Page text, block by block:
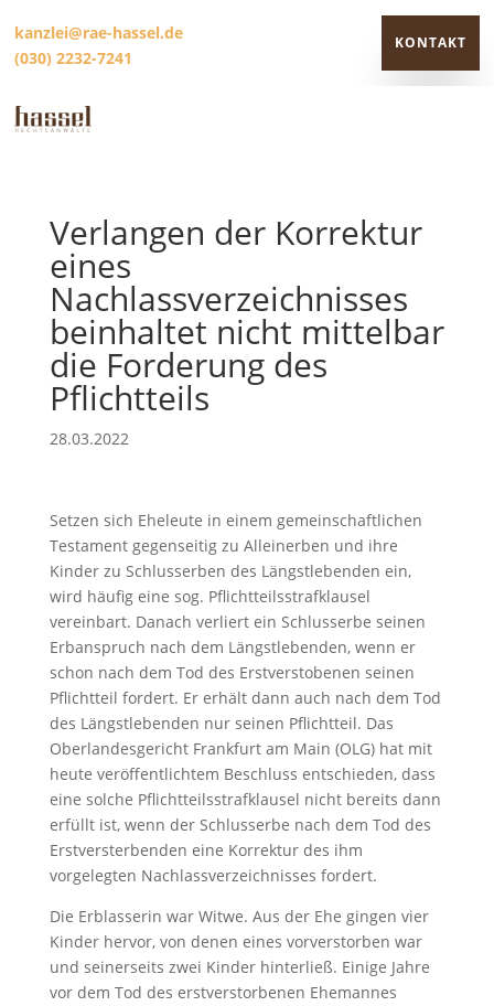
kanzlei@rae-hassel.de
(030) 2232-7241
KONTAKT
Verlangen der Korrektur
eines
Nachlassverzeichnisses
beinhaltet nicht mittelbar
die Forderung des
Pflichtteils
28.03.2022
Setzen sich Eheleute in einem gemeinschaftlichen
Testament gegenseitig zu Alleinerben und ihre
Kinder zu Schlusserben des Längstlebenden ein,
wird häufig eine sog. Pflichtteilsstrafklausel
vereinbart. Danach verliert ein Schlusserbe seinen
Erbanspruch nach dem Längstlebenden, wenn er
schon nach dem Tod des Erstverstobenen seinen
Pflichtteil fordert. Er erhält dann auch nach dem Tod
des Längstlebenden nur seinen Pflichtteil. Das
Oberlandesgericht Frankfurt am Main (OLG) hat mit
heute veröffentlichtem Beschluss entschieden, dass
eine solche Pflichtteilsstrafklausel nicht bereits dann
erfüllt ist, wenn der Schlusserbe nach dem Tod des
Erstversterbenden eine Korrektur des ihm
vorgelegten Nachlassverzeichnisses fordert.
Die Erblasserin war Witwe. Aus der Ehe gingen vier
Kinder hervor, von denen eines vorverstorben war
und seinerseits zwei Kinder hinterließ. Einige Jahre
vor dem Tod des erstverstorbenen Ehemannes